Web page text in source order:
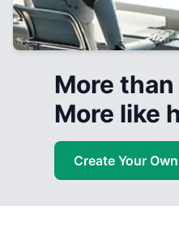
More
More like
Create Your Own